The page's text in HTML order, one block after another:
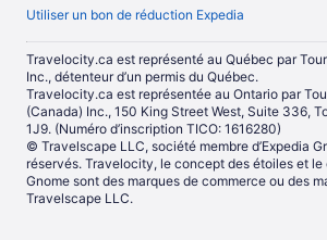
Utiliser un bon de réduction Expedia
Travelocity.ca est représenté au Québec par
Inc., détenteur d’un permis du Québec.
Travelocity.ca est représentée au Ontario par
(Canada) Inc., 150 King Street West, Suite 336,
1J9. (Numéro d’inscription TICO: 1616280)
© Travelscape LLC, société membre d’Expedia
réservés. Travelocity, le concept des étoiles et
Gnome sont des marques de commerce ou des
Travelscape LLC.